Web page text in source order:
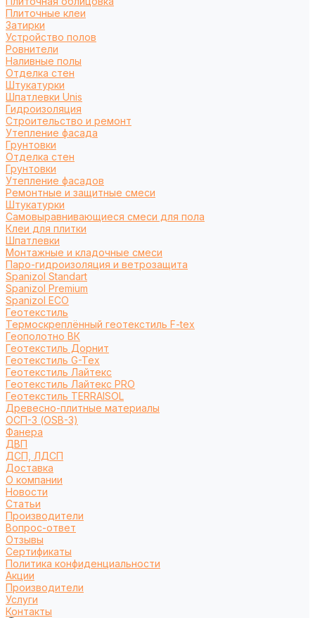
Плиточные клеи
Затирки
Устройство полов
Ровнители
Наливные полы
Отделка стен
Штукатурки
Шпатлевки Unis
Гидроизоляция
Строительство и ремонт
Утепление фасада
Грунтовки
Отделка стен
Грунтовки
Утепление фасадов
Ремонтные и защитные смеси
Штукатурки
Самовыравнивающиеся смеси для пола
Клеи для плитки
Шпатлевки
Монтажные и кладочные смеси
Паро-гидроизоляция и ветрозащита
Spanizol Standart
Spanizol Premium
Spanizol ECO
Геотекстиль
Термоскреплённый геотекстиль F-tex
Геополотно ВК
Геотекстиль Дорнит
Геотекстиль G-Tex
Геотекстиль Лайтекс
Геотекстиль Лайтекс PRO
Геотекстиль TERRAISOL
Древесно-плитные материалы
ОСП-3 (OSB-3)
Фанера
ДВП
ДСП, ЛДСП
Доставка
О компании
Новости
Статьи
Производители
Вопрос-ответ
Отзывы
Сертификаты
Политика конфиденциальности
Акции
Производители
Услуги
Контакты